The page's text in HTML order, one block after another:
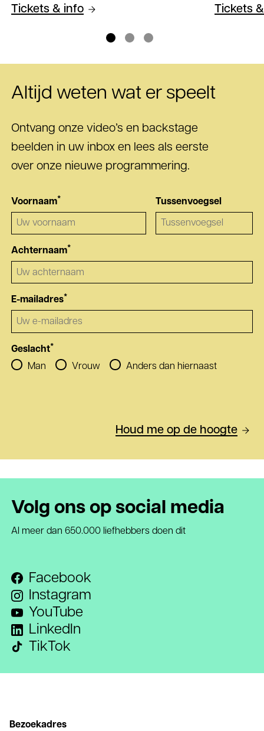
Tickets & info Tickets
Altijd weten wat er speelt
Ontvang onze video’s en backstage
beelden in uw inbox en lees als eerste
over onze nieuwe programmering.
Voornaam* Tussenvoegsel
Achternaam*
E-mailadres*
Geslacht*
Man Vrouw Anders dan hiernaast
Houd me op de hoogte
Volg ons op social media
Al meer dan 650.000 liefhebbers doen dit
Facebook
Instagram
YouTube
LinkedIn
TikTok
Bezoekadres